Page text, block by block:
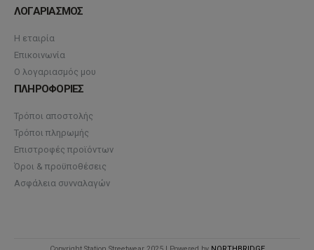
ΛΟΓΑΡΙΑΣΜΟΣ
Η εταιρία
Επικοινωνία
Ο λογαριασμός μου
ΠΛΗΡΟΦΟΡΙΕΣ
Τρόποι αποστολής
Τρόποι πληρωμής
Επιστροφές προϊόντων
Όροι & προϋποθέσεις
Ασφάλεια συνναλαγών